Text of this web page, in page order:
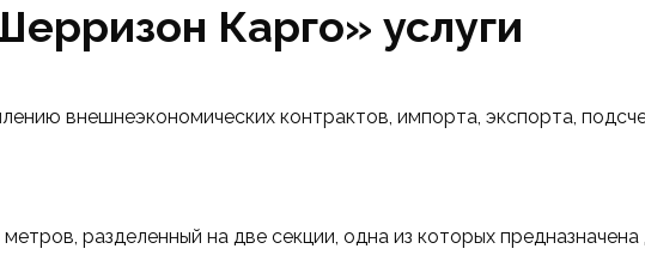
Карго» услуги
внешнеэкономических контрактов, импорта, экспорта,
разделенный на две секции, одна из которых предназначена